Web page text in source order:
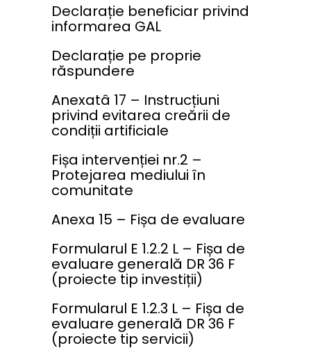
Declarație beneficiar privind
informarea GAL
Declarație pe proprie
răspundere
Anexatâ 17 – Instrucțiuni
privind evitarea creării de
condiții artificiale
Fișa intervenției nr.2 –
Protejarea mediului în
comunitate
Anexa 15 – Fișa de evaluare
Formularul E 1.2.2 L – Fișa de
evaluare generală DR 36 F
(proiecte tip investiții)
Formularul E 1.2.3 L – Fișa de
evaluare generală DR 36 F
(proiecte tip servicii)